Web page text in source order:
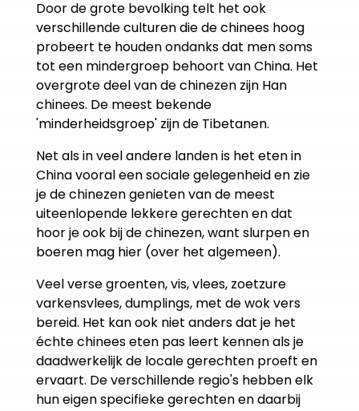
Door de grote bevolking telt het ook
verschillende culturen die de chinees hoog
probeert te houden ondanks dat men soms
tot een mindergroep behoort van China. Het
overgrote deel van de chinezen zijn Han
chinees. De meest bekende
'minderheidsgroep' zijn de Tibetanen.
Net als in veel andere landen is het eten in
China vooral een sociale gelegenheid en zie
je de chinezen genieten van de meest
uiteenlopende lekkere gerechten en dat
hoor je ook bij de chinezen, want slurpen en
boeren mag hier (over het algemeen).
Veel verse groenten, vis, vlees, zoetzure
varkensvlees, dumplings, met de wok vers
bereid. Het kan ook niet anders dat je het
échte chinees eten pas leert kennen als je
daadwerkelijk de locale gerechten proeft en
ervaart. De verschillende regio's hebben elk
hun eigen specifieke gerechten en daarbij